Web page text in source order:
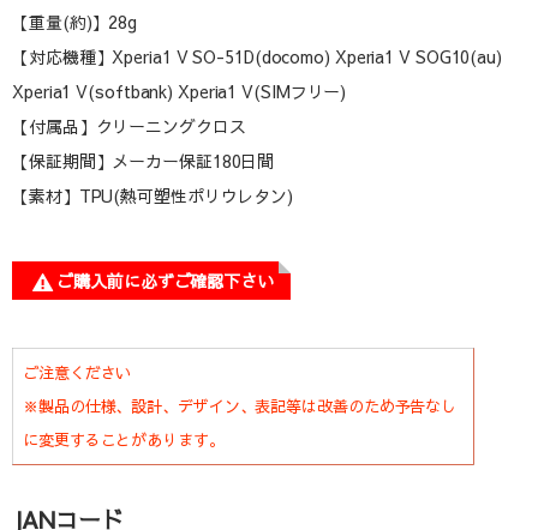
【重量(約)】28g
【対応機種】Xperia1 V SO-51D(docomo) Xperia1 V SOG10(au)
Xperia1 V(softbank) Xperia1 V(SIMフリー)
【付属品】クリーニングクロス
【保証期間】メーカー保証180日間
【素材】TPU(熱可塑性ポリウレタン)
ご購入前に必ずご確認下さい
ご注意ください
※製品の仕様、設計、デザイン、表記等は改善のため予告なし
に変更することがあります。
JANコード